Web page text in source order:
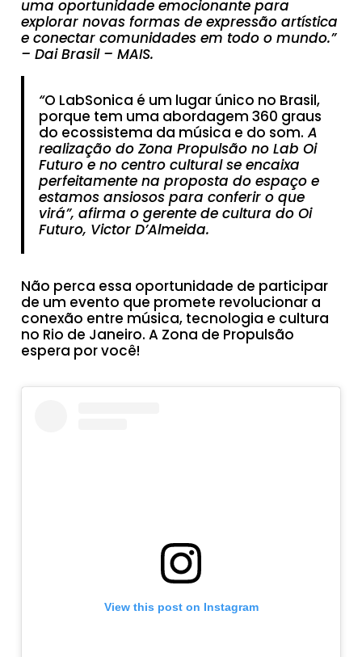
uma oportunidade emocionante para
explorar novas formas de expressão artística
e conectar comunidades em todo o mundo.”
– Dai Brasil – MAIS.
“O LabSonica é um lugar único no Brasil,
porque tem uma abordagem 360 graus
do ecossistema da música e do som. A
realização do Zona Propulsão no Lab Oi
Futuro e no centro cultural se encaixa
perfeitamente na proposta do espaço e
estamos ansiosos para conferir o que
virá”, afirma o gerente de cultura do Oi
Futuro, Victor D’Almeida.
Não perca essa oportunidade de participar
de um evento que promete revolucionar a
conexão entre música, tecnologia e cultura
no Rio de Janeiro. A Zona de Propulsão
espera por você!
View this post on Instagram